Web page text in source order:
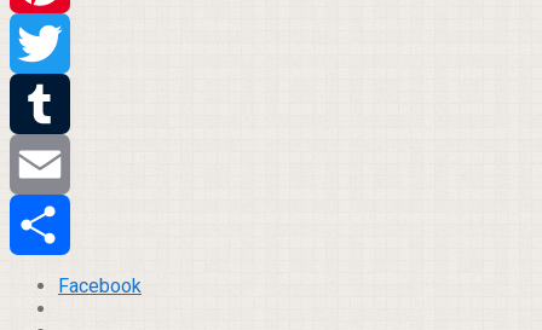
Pinterest
Twitter
Tumblr
Email
Compartilhar
Facebook